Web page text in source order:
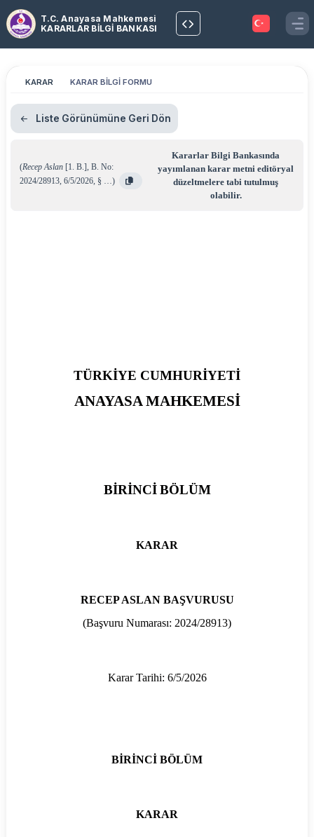
T.C. Anayasa Mahkemesi
KARARLAR BİLGİ BANKASI
KARAR KARAR BİLGİ FORMU
Liste Görünümüne Geri Dön
(Recep Aslan [1. B.], B. No:
2024/28913, 6/5/2026, § …)
Kararlar Bilgi Bankasında
yayımlanan karar metni editöryal
düzeltmelere tabi tutulmuş
olabilir.